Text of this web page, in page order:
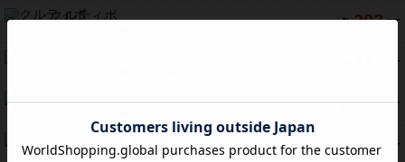
203 PT
クルティボ
PT
108 PT
94 PT
紹介文あり 1件の投稿